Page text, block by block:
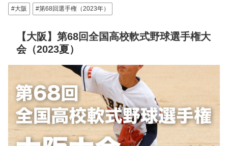
大阪 第68回選手権（2023年）
【大阪】第68回全国高校軟式野球選手権大
会（2023夏）